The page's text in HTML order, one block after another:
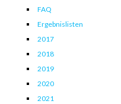
FAQ
Ergebnislisten
2017
2018
2019
2020
2021